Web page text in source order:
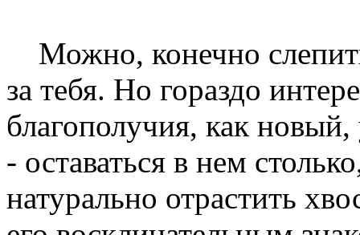
Можно, конечно слепить
за тебя. Но гораздо
благополучия, как
- оставаться в нем
натурально отрастить